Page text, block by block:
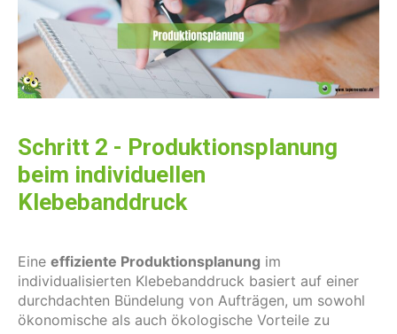
Schritt 2 - Produktionsplanung
beim individuellen
Klebebanddruck
Eine effiziente Produktionsplanung im
individualisierten Klebebanddruck basiert auf einer
durchdachten Bündelung von Aufträgen, um sowohl
ökonomische als auch ökologische Vorteile zu